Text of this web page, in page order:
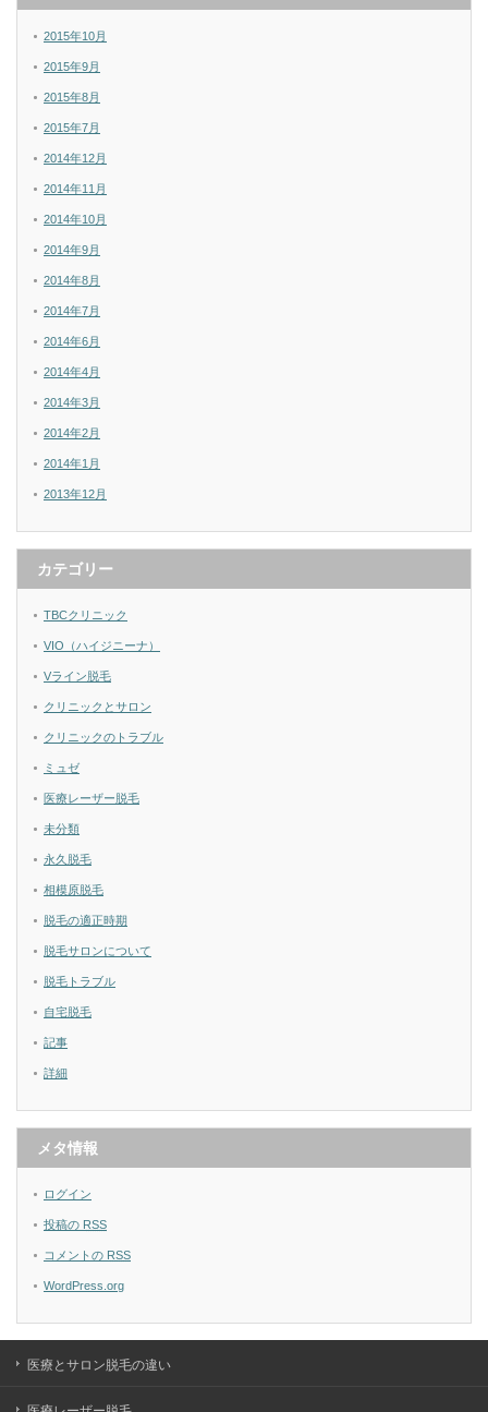
2015年10月
2015年9月
2015年8月
2015年7月
2014年12月
2014年11月
2014年10月
2014年9月
2014年8月
2014年7月
2014年6月
2014年4月
2014年3月
2014年2月
2014年1月
2013年12月
カテゴリー
TBCクリニック
VIO（ハイジニーナ）
Vライン脱毛
クリニックとサロン
クリニックのトラブル
ミュゼ
医療レーザー脱毛
未分類
永久脱毛
相模原脱毛
脱毛の適正時期
脱毛サロンについて
脱毛トラブル
自宅脱毛
記事
詳細
メタ情報
ログイン
投稿の RSS
コメントの RSS
WordPress.org
医療とサロン脱毛の違い